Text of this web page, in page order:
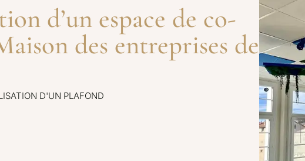
d’un espace de co-
des entreprises de
D'UN PLAFOND